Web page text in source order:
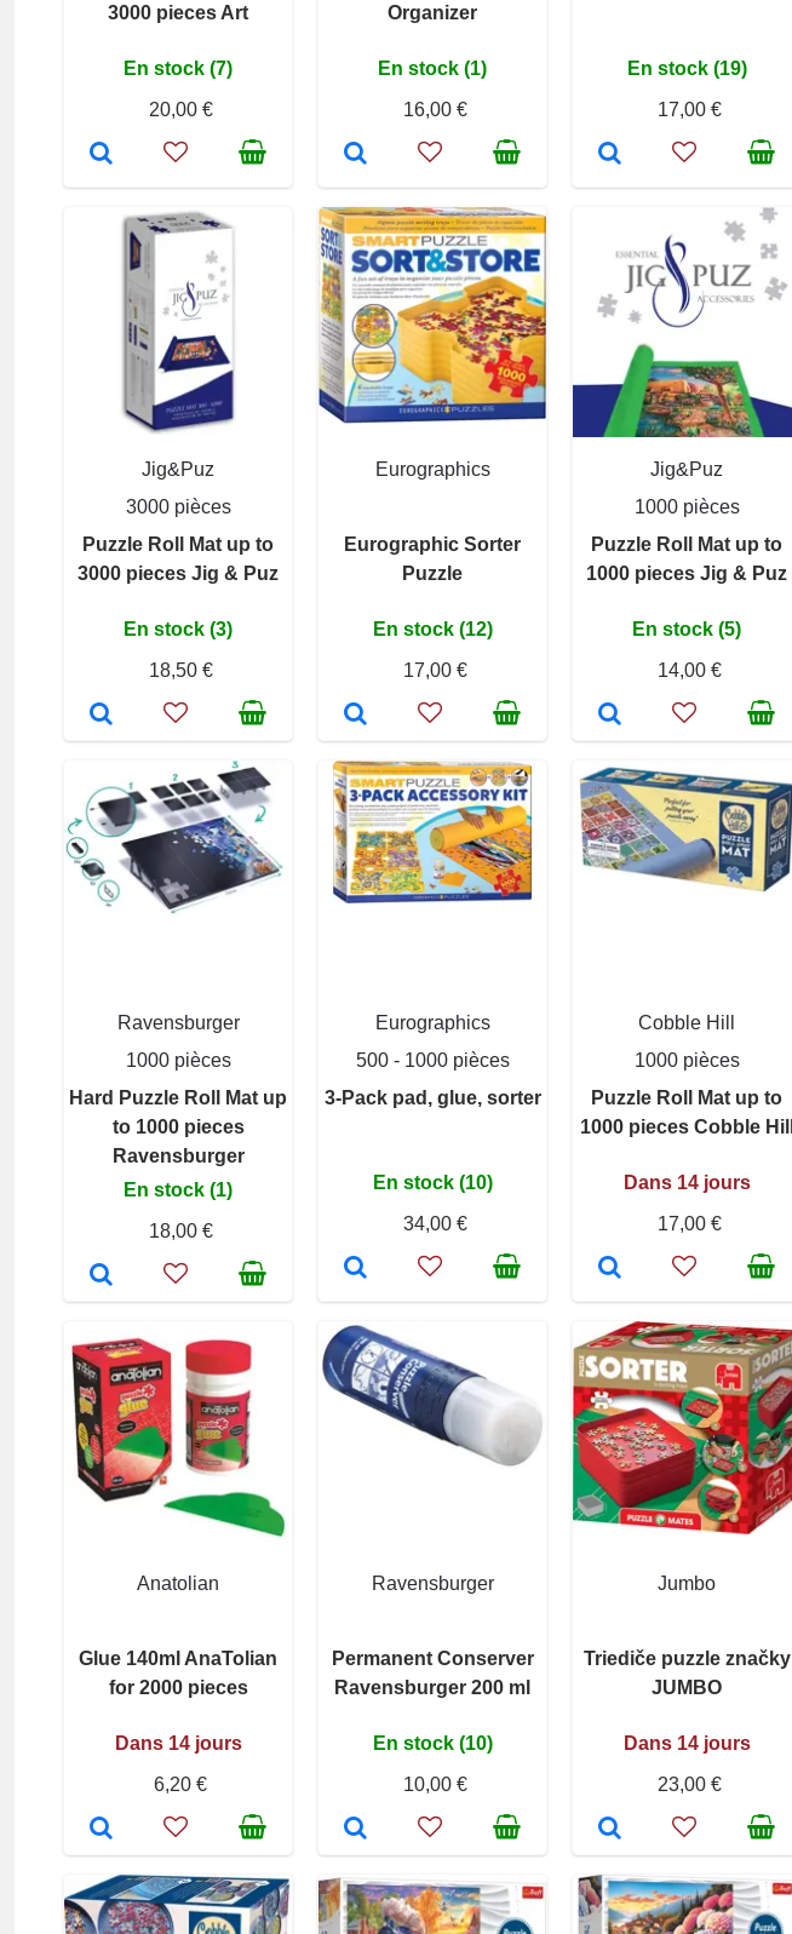
3000 pieces Art
En stock (7)
20,00 €
Organizer
En stock (1)
16,00 €
En stock (19)
17,00 €
Jig&Puz
3000 pièces
Puzzle Roll Mat up to
3000 pieces Jig & Puz
En stock (3)
18,50 €
Eurographics
Eurographic Sorter
Puzzle
En stock (12)
17,00 €
Jig&Puz
1000 pièces
Puzzle Roll Mat up to
1000 pieces Jig & Puz
En stock (5)
14,00 €
Ravensburger
1000 pièces
Hard Puzzle Roll Mat up
to 1000 pieces
Ravensburger
En stock (1)
18,00 €
Eurographics
500 - 1000 pièces
3-Pack pad, glue, sorter
En stock (10)
34,00 €
Cobble Hill
1000 pièces
Puzzle Roll Mat up to
1000 pieces Cobble Hill
Dans 14 jours
17,00 €
Anatolian
Glue 140ml AnaTolian
for 2000 pieces
Dans 14 jours
6,20 €
Ravensburger
Permanent Conserver
Ravensburger 200 ml
En stock (10)
10,00 €
Jumbo
Triediče puzzle značky
JUMBO
Dans 14 jours
23,00 €